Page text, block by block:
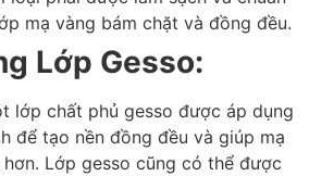
mạ vàng bám chặt và đồng đều.
Lớp Gesso:
lớp chất phủ gesso được áp dụng
để tạo nền đồng đều và giúp mạ
Lớp gesso cũng có thể được